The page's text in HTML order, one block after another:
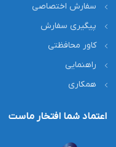
سفارش اختصاصی
پیگیری سفارش
کاور محافظتی
راهنمایی
همکاری
اعتماد شما افتخار ماست